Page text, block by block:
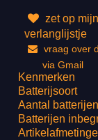
zet op mijn
verlanglijstje
vraag over
via Gmail
Kenmerken
Batterijsoort
Aantal batterijen
Batterijen